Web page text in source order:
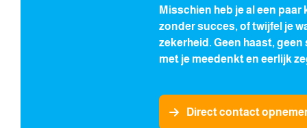
Misschien heb je al een
zonder succes, of twijfel je
zekerheid. Geen haast,
met je meedenkt en eerlijk
Direct contact